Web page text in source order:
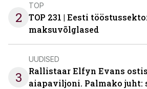
2
TOP
TOP 231 | Eesti
maksuvõlglased
3
UUDISED
Rallistaar Elfyn Evans
aiapaviljoni. Palmako juht: